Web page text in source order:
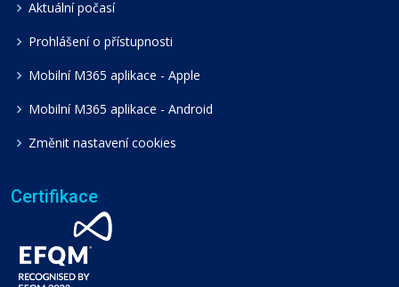
Aktuální počasí
Prohlášení o přístupnosti
Mobilní M365 aplikace - Apple
Mobilní M365 aplikace - Android
Změnit nastavení cookies
Certifikace